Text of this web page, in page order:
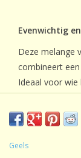
Evenwichtig
Deze melange
combineert
Ideaal voor
overheerst,
starten – of af
Geels